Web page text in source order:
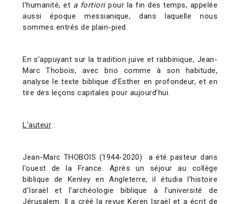
l’humanité, et a fortioripour la fin des temps, appelée
aussi époque messianique, dans laquelle nous
sommes entrés de plain-pied.
En s’appuyant sur la tradition juive et rabbinique, Jean-
Marc Thobois, avec brio comme à son habitude,
analyse le texte biblique d’Esther en profondeur, et en
tire des leçons capitales pour aujourd’hui.
L'auteur :
Jean-Marc THOBOIS (1944-2020) a été pasteur dans
l’ouest de la France. Après un séjour au collège
biblique de Kenley en Angleterre, il étudia l’histoire
d’Israël et l’archéologie biblique à l’université de
Jérusalem. Il a créé la revue Keren Israël et a écrit de